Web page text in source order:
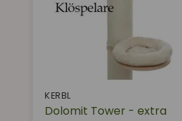
KERBL
Dolomit Tower - extra